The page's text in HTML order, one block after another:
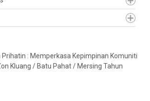
: Memperkasa Kepimpinan Komuniti
Kluang / Batu Pahat / Mersing Tahun